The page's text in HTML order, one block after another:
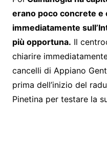
erano poco concrete e
immediatamente
più opportuna. Il
chiarire
cancelli di Appiano
prima dell’inizio del
Pinetina per testare la